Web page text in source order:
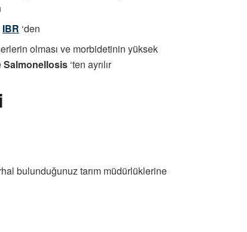
IBR ‘den
olması ve morbidetinin yüksek
Salmonellosis ‘ten ayrılır
bulunduğunuz tarım müdürlüklerine